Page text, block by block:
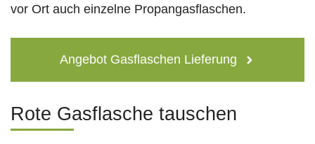
vor Ort auch einzelne Propangasflaschen.
Angebot Gasflaschen Lieferung
Rote Gasflasche tauschen